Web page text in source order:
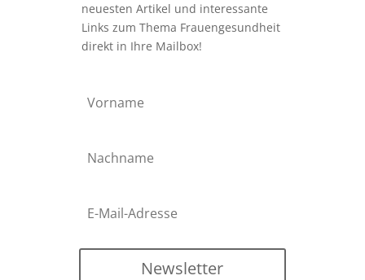
neuesten Artikel und interessante
Links zum Thema Frauengesundheit
direkt in Ihre Mailbox!
Newsletter